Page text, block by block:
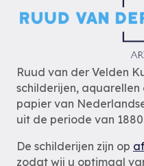
Ruud van der Velden
schilderijen,
papier van
uit de periode van
De schilderijen zijn op
zodat wij u optimaal